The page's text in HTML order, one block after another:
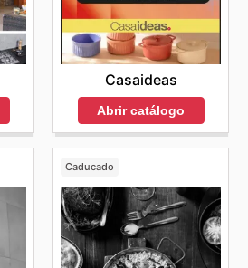
Casaideas
Abrir catálogo
Caducado